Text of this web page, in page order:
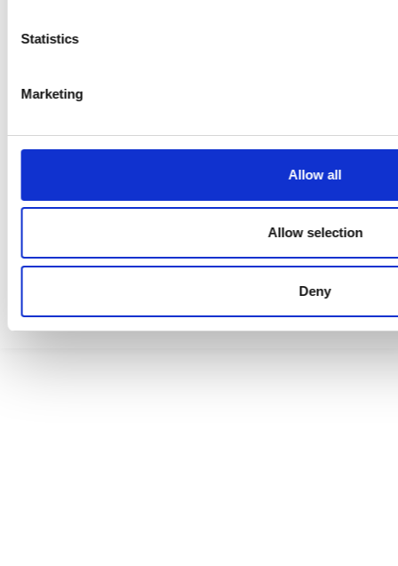
Statistics
Marketing
Allow all
Allow selection
Deny
Sivukartta >
Ristijärvi Twitterissä
Saavutettavuusseloste
Tietosuojaselosteet